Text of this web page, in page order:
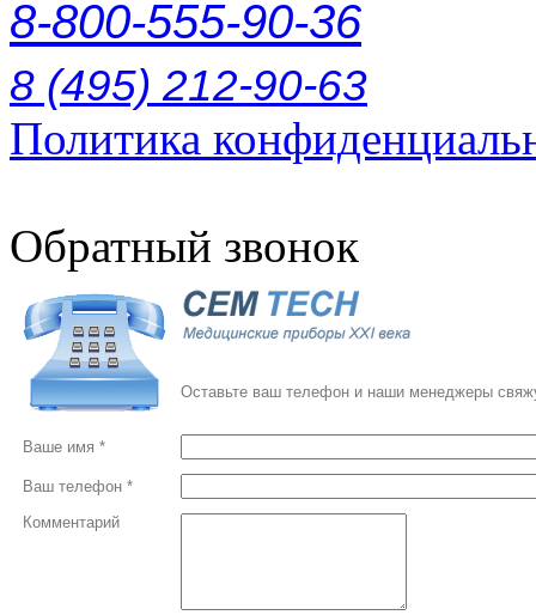
8-800-555-90-36
8 (495) 212-90-63
Политика
Обратный звонок
Оставьте ваш телефон и наши менеджеры
Ваше имя *
Ваш телефон *
Комментарий